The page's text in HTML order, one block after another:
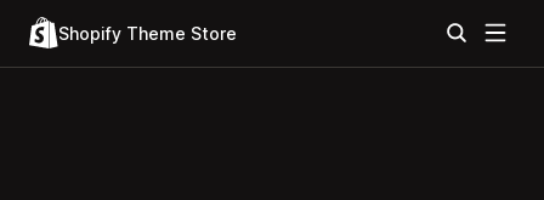
Shopify Theme Store